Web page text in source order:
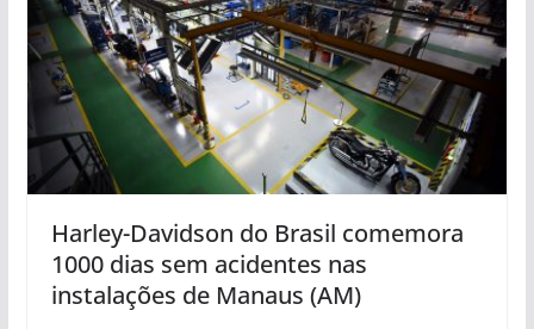
Harley-Davidson do Brasil comemora
1000 dias sem acidentes nas
instalações de Manaus (AM)